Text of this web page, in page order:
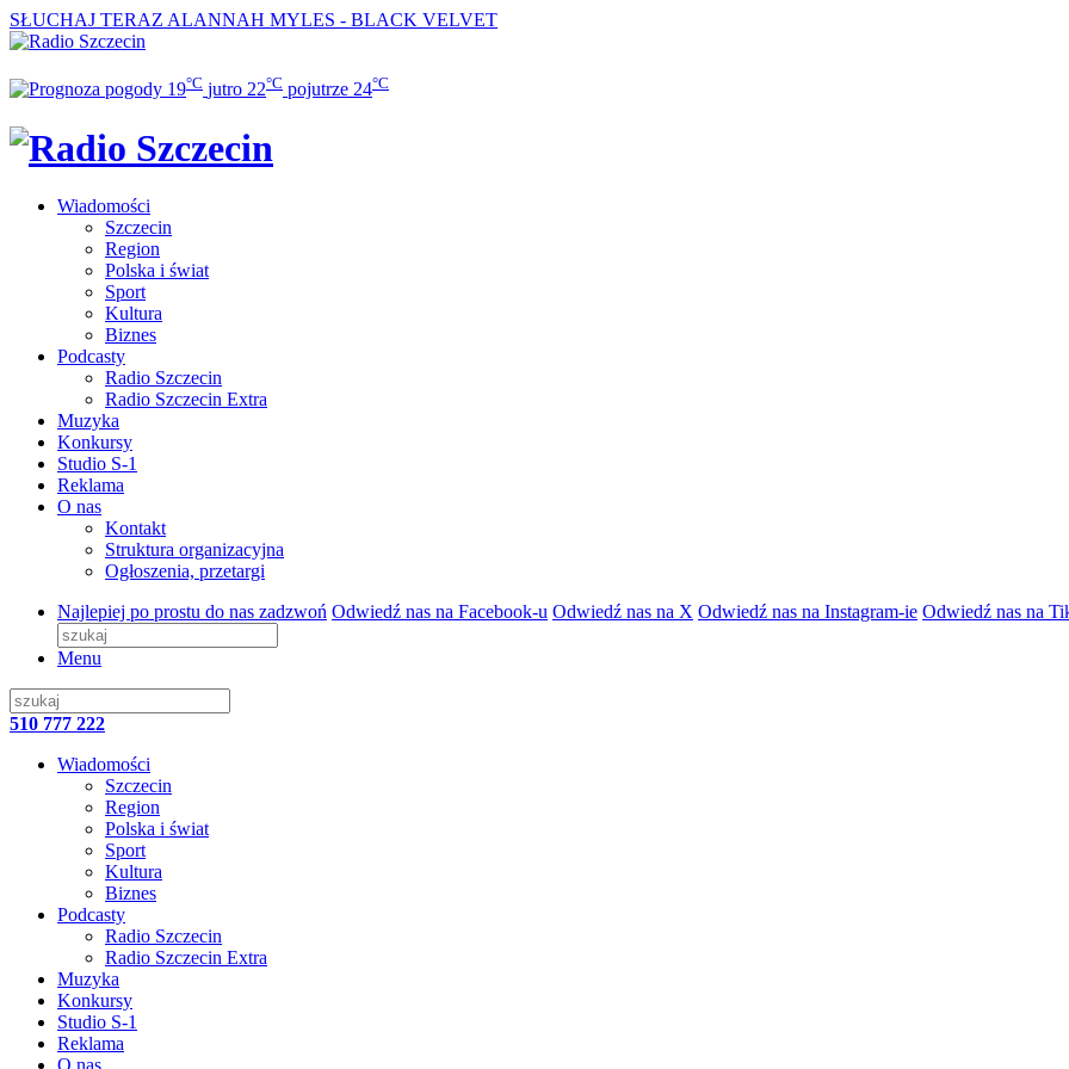
SŁUCHAJ TERAZ ALANNAH MYLES - BLACK VELVET
19°C jutro 22°C pojutrze 24°C
Wiadomości
Szczecin
Region
Polska i świat
Sport
Kultura
Biznes
Podcasty
Radio Szczecin
Radio Szczecin Extra
Muzyka
Konkursy
Studio S-1
Reklama
O nas
Kontakt
Struktura organizacyjna
Ogłoszenia, przetargi
Najlepiej po prostu do nas zadzwoń Odwiedź nas na Facebook-u Odwiedź nas na X Odwiedź nas na Instagram-ie Odwiedź nas na
Menu
510 777 222
Wiadomości
Szczecin
Region
Polska i świat
Sport
Kultura
Biznes
Podcasty
Radio Szczecin
Radio Szczecin Extra
Muzyka
Konkursy
Studio S-1
Reklama